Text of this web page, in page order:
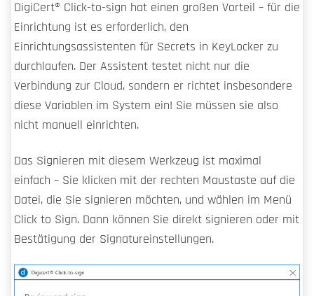
DigiCert​​®​​ Click-to-sign hat einen großen Vorteil – für die
Einrichtung ist es erforderlich, den
Einrichtungsassistenten für Secrets in KeyLocker zu
durchlaufen. Der Assistent testet nicht nur die
Verbindung zur Cloud, sondern er richtet insbesondere
diese Variablen im System ein! Sie müssen sie also
nicht manuell einrichten.
Das Signieren mit diesem Werkzeug ist maximal
einfach – Sie klicken mit der rechten Maustaste auf die
Datei, die Sie signieren möchten, und wählen im Menü
Click to Sign. Dann können Sie direkt signieren oder mit
Bestätigung der Signatureinstellungen.